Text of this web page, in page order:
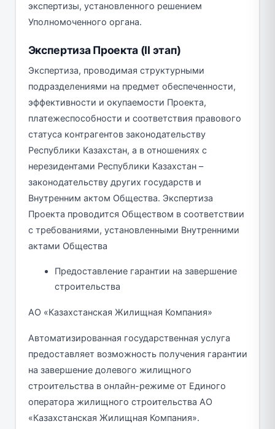
экспертизы, установленного решением
Уполномоченного органа.
Экспертиза Проекта (II этап)
Экспертиза, проводимая структурными
подразделениями на предмет обеспеченности,
эффективности и окупаемости Проекта,
платежеспособности и соответствия правового
статуса контрагентов законодательству
Республики Казахстан, а в отношениях с
нерезидентами Республики Казахстан –
законодательству других государств и
Внутренним актом Общества. Экспертиза
Проекта проводится Обществом в соответствии
с требованиями, установленными Внутренними
актами Общества
Предоставление гарантии на завершение
строительства
АО «Казахстанская Жилищная Компания»
Автоматизированная государственная услуга
предоставляет возможность получения гарантии
на завершение долевого жилищного
строительства в онлайн-режиме от Единого
оператора жилищного строительства АО
«Казахстанская Жилищная Компания».